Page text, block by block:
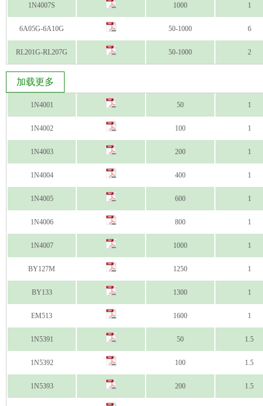
1N4007S 1000 1
6A05G-6A10G 50-1000 6
RL201G-RL207G 50-1000 2
加载更多
1N4001 50 1
1N4002 100 1
1N4003 200 1
1N4004 400 1
1N4005 600 1
1N4006 800 1
1N4007 1000 1
BY127M 1250 1
BY133 1300 1
EM513 1600 1
1N5391 50 1.5
1N5392 100 1.5
1N5393 200 1.5